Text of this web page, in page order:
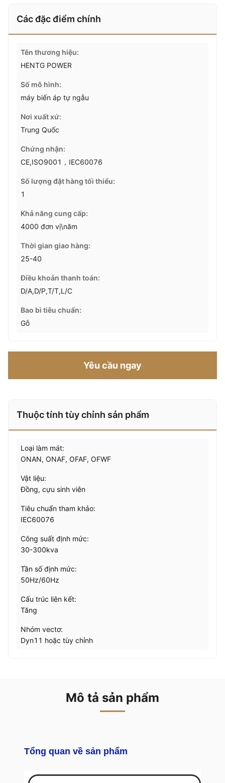
Các đặc điểm chính
Tên thương hiệu:
HENTG POWER
Số mô hình:
máy biến áp tự ngẫu
Nơi xuất xứ:
Trung Quốc
Chứng nhận:
CE,ISO9001，IEC60076
Số lượng đặt hàng tối thiểu:
1
Khả năng cung cấp:
4000 đơn vị\năm
Thời gian giao hàng:
25-40
Điều khoản thanh toán:
D/A,D/P,T/T,L/C
Bao bì tiêu chuẩn:
Gỗ
Yêu cầu ngay
Thuộc tính tùy chỉnh sản phẩm
Loại làm mát:
ONAN, ONAF, OFAF, OFWF
Vật liệu:
Đồng, cựu sinh viên
Tiêu chuẩn tham khảo:
IEC60076
Công suất định mức:
30-300kva
Tần số định mức:
50Hz/60Hz
Cấu trúc liên kết:
Tăng
Nhóm vectơ:
Dyn11 hoặc tùy chỉnh
Mô tả sản phẩm
Tổng quan về sản phẩm